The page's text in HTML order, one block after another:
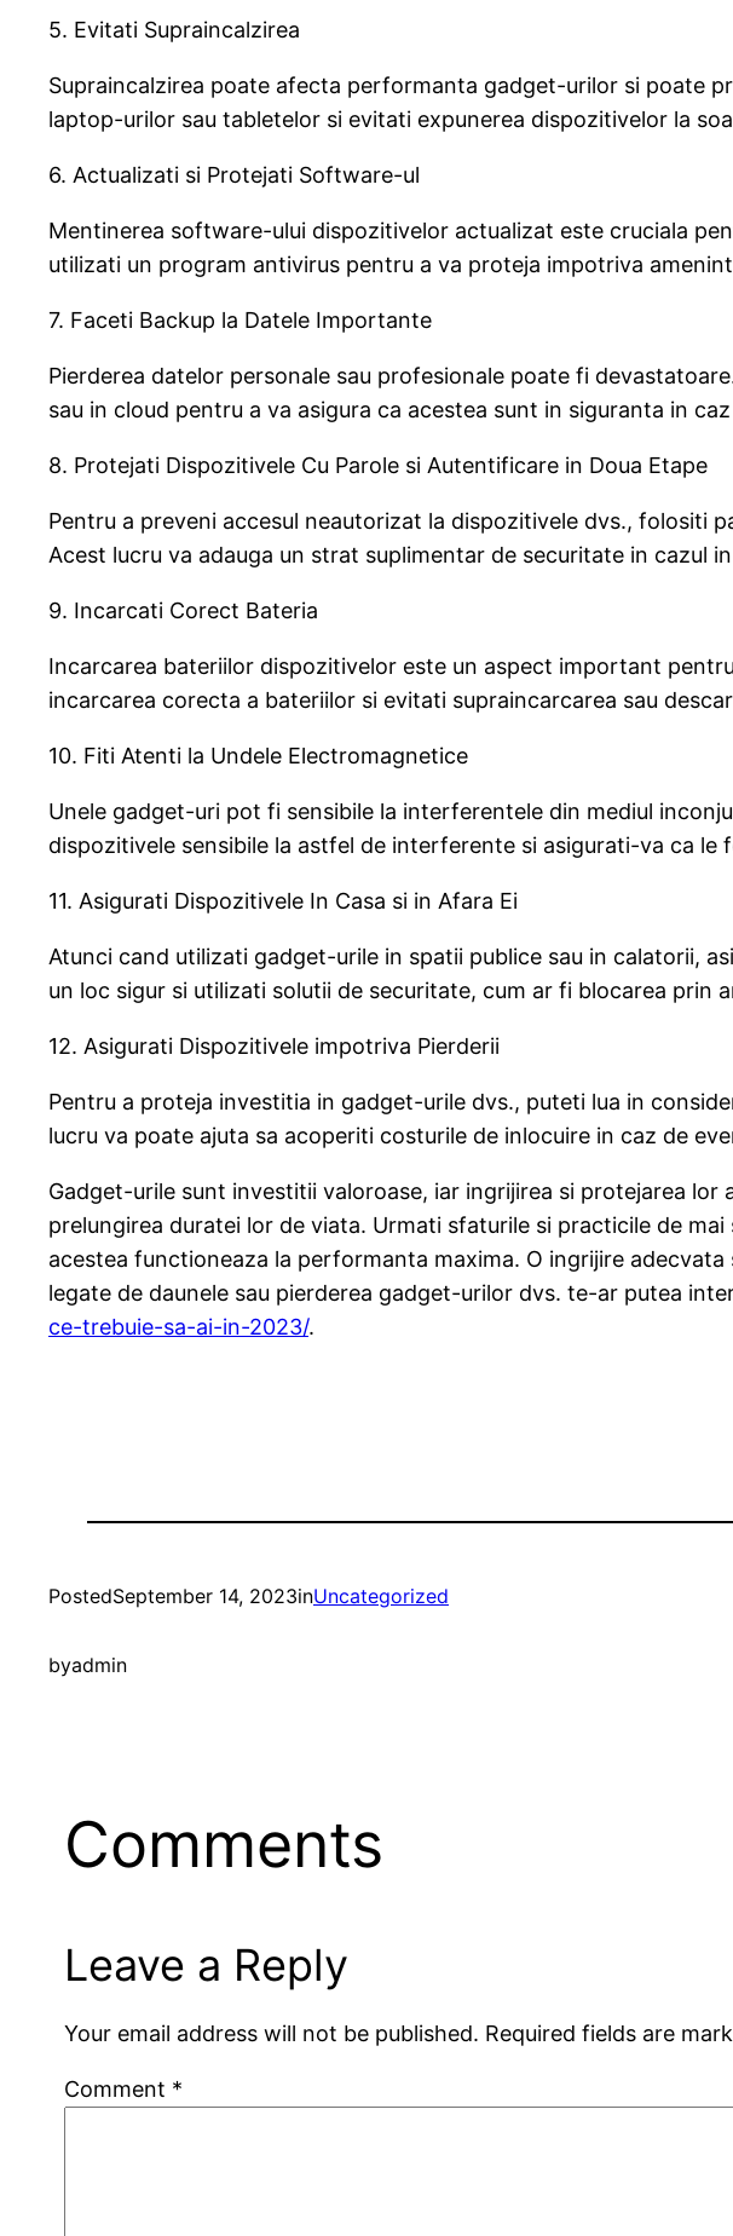
5. Evitati Supraincalzirea
Supraincalzirea poate afecta performanta gadget-urilor si poate
laptop-urilor sau tabletelor si evitati expunerea dispozitivelor la
6. Actualizati si Protejati Software-ul
Mentinerea software-ului dispozitivelor actualizat este cruciala
utilizati un program antivirus pentru a va proteja impotriva
7. Faceti Backup la Datele Importante
Pierderea datelor personale sau profesionale poate fi
sau in cloud pentru a va asigura ca acestea sunt in siguranta in
8. Protejati Dispozitivele Cu Parole si Autentificare in Doua Etape
Pentru a preveni accesul neautorizat la dispozitivele dvs., folositi
Acest lucru va adauga un strat suplimentar de securitate in cazul
9. Incarcati Corect Bateria
Incarcarea bateriilor dispozitivelor este un aspect important
incarcarea corecta a bateriilor si evitati supraincarcarea sau
10. Fiti Atenti la Undele Electromagnetice
Unele gadget-uri pot fi sensibile la interferentele din mediul
dispozitivele sensibile la astfel de interferente si asigurati-va ca le
11. Asigurati Dispozitivele In Casa si in Afara Ei
Atunci cand utilizati gadget-urile in spatii publice sau in calatorii,
un loc sigur si utilizati solutii de securitate, cum ar fi blocarea prin
12. Asigurati Dispozitivele impotriva Pierderii
Pentru a proteja investitia in gadget-urile dvs., puteti lua in
lucru va poate ajuta sa acoperiti costurile de inlocuire in caz de
Gadget-urile sunt investitii valoroase, iar ingrijirea si protejarea
prelungirea duratei lor de viata. Urmati sfaturile si practicile de
acestea functioneaza la performanta maxima. O ingrijire
legate de daunele sau pierderea gadget-urilor dvs. te-ar putea
ce-trebuie-sa-ai-in-2023/.
PostedSeptember 14, 2023inUncategorized
byadmin
Comments
Leave a Reply
Your email address will not be published. Required fields are
Comment *